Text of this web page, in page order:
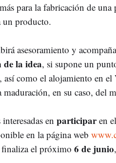
para la fabricación de
un producto.
asesoramiento y
la idea, si supone un
, así como el alojamiento en
maduración, en su caso, del
en participaren
en la página web
finaliza el próximo 6 de junio